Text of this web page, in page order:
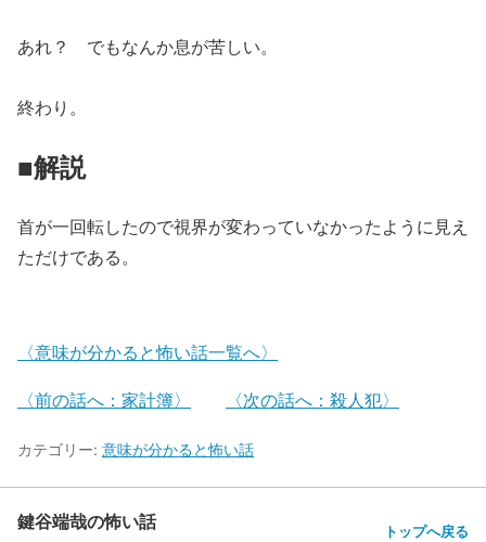
あれ？ でもなんか息が苦しい。
終わり。
■解説
首が一回転したので視界が変わっていなかったように見え
ただけである。
〈意味が分かると怖い話一覧へ〉
〈前の話へ：家計簿〉 〈次の話へ：殺人犯〉
カテゴリー: 意味が分かると怖い話
鍵谷端哉の怖い話 トップへ戻る